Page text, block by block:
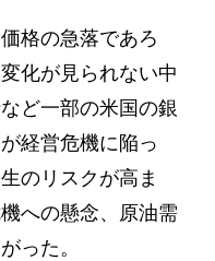
格の急落であろ
化が見られない中
ど一部の米国の銀
経営危機に陥っ
のリスクが高ま
への懸念、原油需
った。